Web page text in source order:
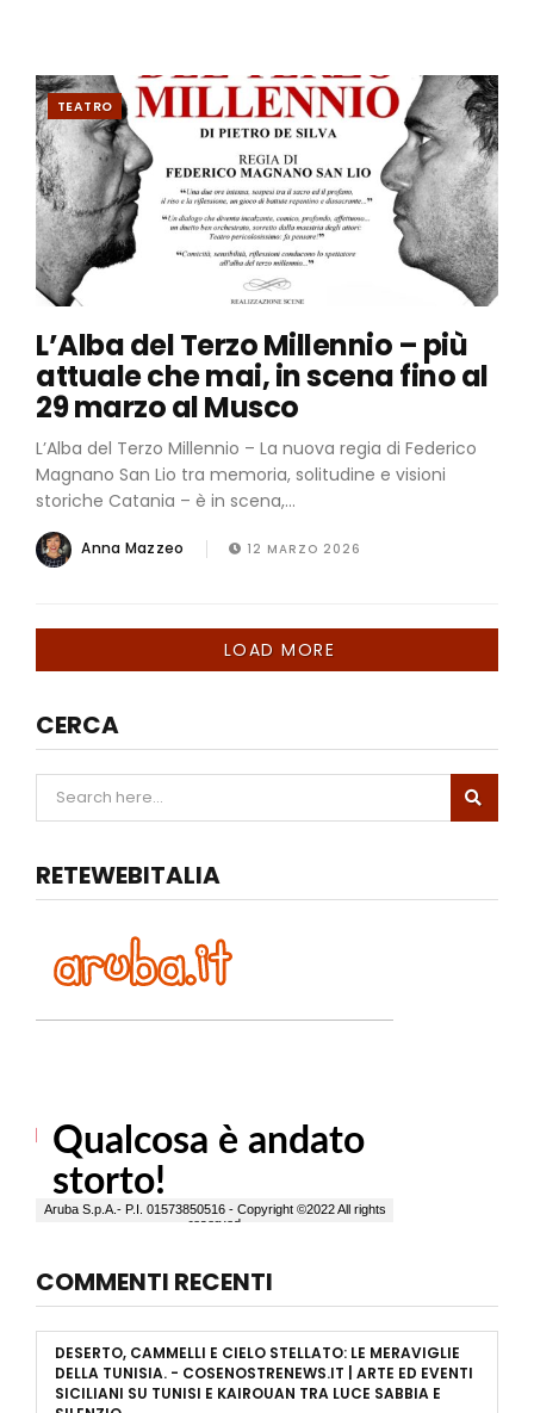
TEATRO
L’Alba del Terzo Millennio – più
attuale che mai, in scena fino al
29 marzo al Musco
L’Alba del Terzo Millennio – La nuova regia di Federico
Magnano San Lio tra memoria, solitudine e visioni
storiche Catania – è in scena,...
Anna Mazzeo 12 MARZO 2026
LOAD MORE
CERCA
RETEWEBITALIA
COMMENTI RECENTI
DESERTO, CAMMELLI E CIELO STELLATO: LE MERAVIGLIE
DELLA TUNISIA. - COSENOSTRENEWS.IT | ARTE ED EVENTI
SICILIANI SU TUNISI E KAIROUAN TRA LUCE SABBIA E